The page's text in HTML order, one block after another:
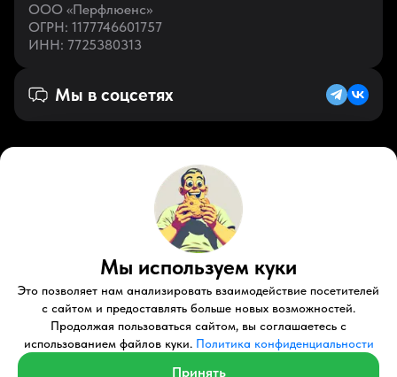
ООО «Перфлюенс»
ОГРН: 1177746601757
ИНН: 7725380313
Мы в соцсетях
Русский (RU)
ZenYoutubeTelegramTiktokКонтакты
Правовые документыУсловия использования
Пользовательское соглашение
© 2026 Perfluence LLC Все права защищены.
Политика конфиденциальности
Мы используем куки
Это позволяет нам анализировать взаимодействие посетителей
с сайтом и предоставлять больше новых возможностей.
Продолжая пользоваться сайтом, вы соглашаетесь с
использованием файлов куки. Политика конфиденциальности
Принять